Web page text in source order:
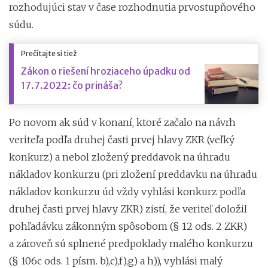
rozhodujúci stav v čase rozhodnutia prvostupňového
súdu.
Prečítajte si tiež
Zákon o riešení hroziaceho úpadku od
17.7.2022: čo prináša?
Po novom ak súd v konaní, ktoré začalo na návrh
veriteľa podľa druhej časti prvej hlavy ZKR (veľký
konkurz) a nebol zložený preddavok na úhradu
nákladov konkurzu (pri zložení preddavku na úhradu
nákladov konkurzu úd vždy vyhlási konkurz podľa
druhej časti prvej hlavy ZKR) zistí, že veriteľ doložil
pohľadávku zákonným spôsobom (§ 12 ods. 2 ZKR)
a zároveň sú splnené predpoklady malého konkurzu
(§ 106c ods. 1 písm. b),c),f),g) a h)), vyhlási malý